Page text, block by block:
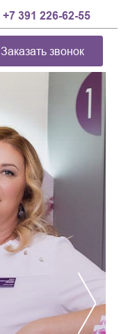
Заказать звонок
+7 391 226-62-55